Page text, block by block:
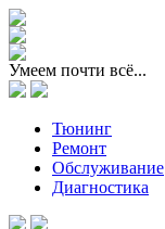
Умеем почти всё...
Тюнинг
Ремонт
Обслуживание
Диагностика